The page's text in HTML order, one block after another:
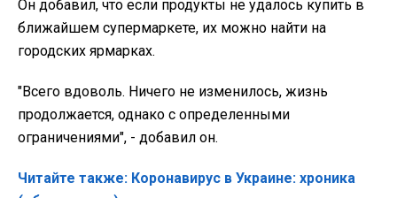
Он добавил, что если продукты не удалось купить в
ближайшем супермаркете, их можно найти на
городских ярмарках.
"Всего вдоволь. Ничего не изменилось, жизнь
продолжается, однако с определенными
ограничениями", - добавил он.
Читайте также: Коронавирус в Украине: хроника